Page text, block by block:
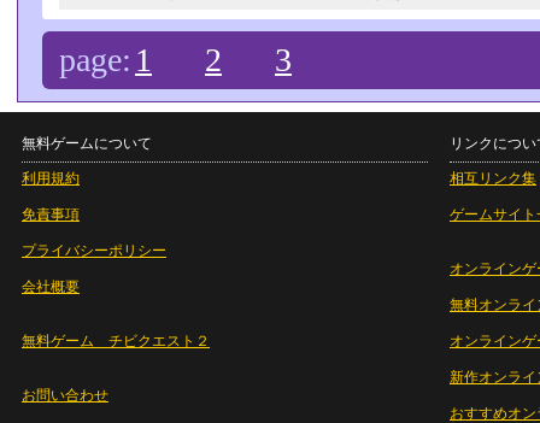
page: 1 2 3
無料ゲームについて
利用規約
免責事項
プライバシーポリシー
会社概要
無料ゲーム チビクエスト２
お問い合わせ
リンクについ
相互リンク集
ゲームサイト
オンラインゲ
無料オンライ
オンライン
新作オンライ
おすすめオ